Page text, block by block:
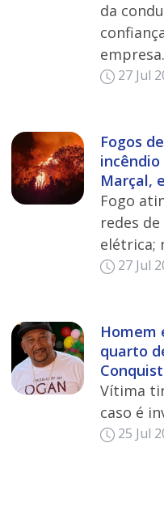
da
empresa.
27 Jul
Fogos
incêndio
Marçal,
Fogo
redes
elétrica;
27 Jul
Homem
quarto
Vítima
caso é
25 Jul